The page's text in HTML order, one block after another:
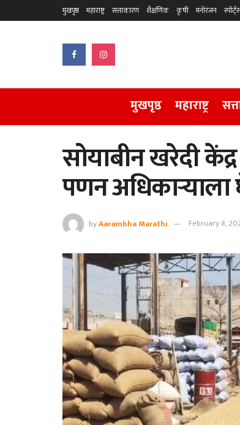
मुखपृष्ठ महाराष्ट्र सत्ताकारण शैक्षणिक कृषी मनोरंजन
मुखपृष्ठ महाराष्ट्र
सोयाबीन खरेदी
पणन अधिकाऱ्याला
byAarambha Marathi February 8,